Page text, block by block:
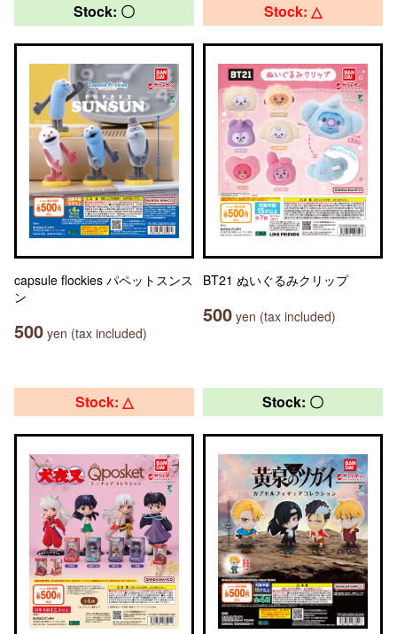
Stock: 〇
capsule flockies パペットスンス
ン
500 yen (tax included)
Stock: △
BT21 ぬいぐるみクリップ
500 yen (tax included)
Stock: △ Stock: 〇